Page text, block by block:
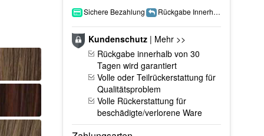
Sichere Bezahlung
Rückgabe Innerhalb 15 Tage
Kundenschutz| Mehr >>
Rückgabe innerhalb von 30
Tagen wird garantiert
Volle oder Teilrückerstattung für
Qualitätsproblem
Volle Rückerstattung für
beschädigte/verlorene Ware